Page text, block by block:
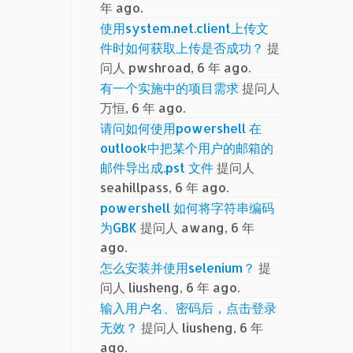
年 ago.
使用system.net.client上传文
件时如何获取上传是否成功？ 提
问人 pwshroad, 6 年 ago.
有一个实施中的项目需求提问人
万恒, 6 年 ago.
请问如何使用powershell 在
outlook中把某个用户的邮箱的
邮件导出成.pst 文件提问人
seahillpass, 6 年 ago.
powershell 如何将字符串编码
为GBK 提问人 awang, 6 年
ago.
怎么安装并使用selenium？ 提
问人 liusheng, 6 年 ago.
输入用户名、密码后，点击登录
无效？ 提问人 liusheng, 6 年
ago.